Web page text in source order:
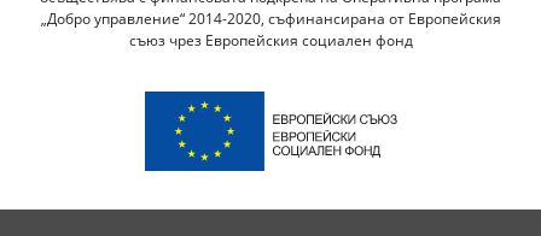
„Добро управление“ 2014-2020, съфинансирана от Европейския
съюз чрез Европейския социален фонд